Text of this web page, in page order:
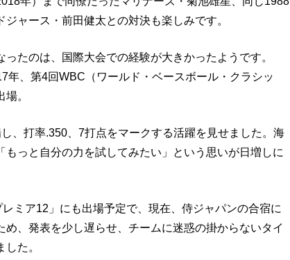
ャース・前田健太との対決も楽しみです。
たのは、国際大会での経験が大きかったようです。
年、第4回WBC（ワールド・ベースボール・クラシッ
。
、打率.350、7打点をマークする活躍を見せました。海
っと自分の力を試してみたい」という思いが日増しに
ミア12」にも出場予定で、現在、侍ジャパンの合宿に
、発表を少し遅らせ、チームに迷惑の掛からないタイ
た。